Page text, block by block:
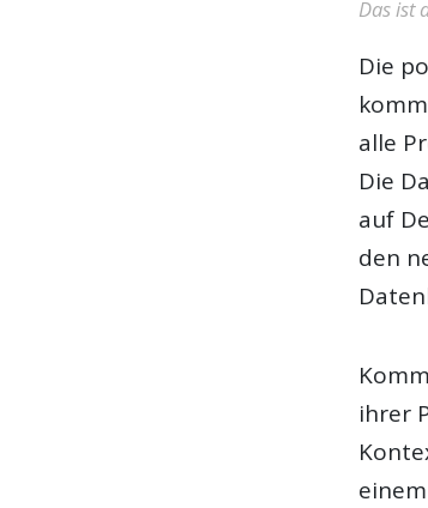
Das ist
Die
alle
Die
auf
den
ihrer